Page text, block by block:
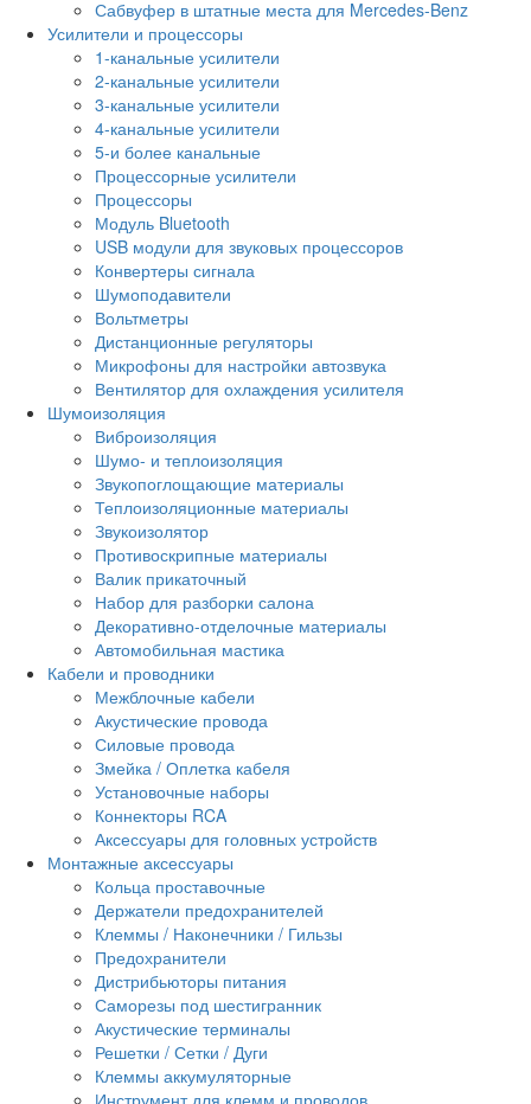
Сабвуфер в штатные места для Mercedes-Benz
Усилители и процессоры
1-канальные усилители
2-канальные усилители
3-канальные усилители
4-канальные усилители
5-и более канальные
Процессорные усилители
Процессоры
Модуль Bluetooth
USB модули для звуковых процессоров
Конвертеры сигнала
Шумоподавители
Вольтметры
Дистанционные регуляторы
Микрофоны для настройки автозвука
Вентилятор для охлаждения усилителя
Шумоизоляция
Виброизоляция
Шумо- и теплоизоляция
Звукопоглощающие материалы
Теплоизоляционные материалы
Звукоизолятор
Противоскрипные материалы
Валик прикаточный
Набор для разборки салона
Декоративно-отделочные материалы
Автомобильная мастика
Кабели и проводники
Межблочные кабели
Акустические провода
Силовые провода
Змейка / Оплетка кабеля
Установочные наборы
Коннекторы RCA
Аксессуары для головных устройств
Монтажные аксессуары
Кольца проставочные
Держатели предохранителей
Клеммы / Наконечники / Гильзы
Предохранители
Дистрибьюторы питания
Саморезы под шестигранник
Акустические терминалы
Решетки / Сетки / Дуги
Клеммы аккумуляторные
Инструмент для клемм и проводов